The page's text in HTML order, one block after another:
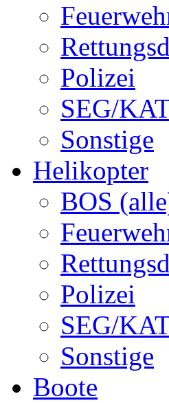
Polizei
SEG/
Sonstige
Helikopter
BOS
Polizei
SEG/
Sonstige
Boote